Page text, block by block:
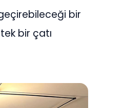
bir
bir çatı